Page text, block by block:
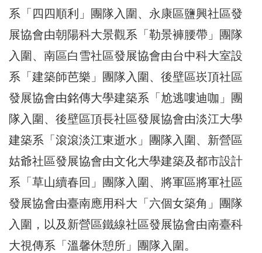
系「四四順利」團隊入圍、永康區鹽興社區發
展協會由朝陽科大景觀系「勒景褲腰帶」團隊
入圍、南區白雪社區發展協會由台中科大室設
系「建築師芭樂」團隊入圍、後壁區崁頂社區
發展協會由銘傳大學建築系「尬逃嘍迪咖」團
隊入圍、後壁區頂長社區發展協會由淡江大學
建築系「滾滾淡江東逝水」團隊入圍、新營區
姑爺社區發展協會由文化大學建築及都市設計
系「草山續春回」團隊入圍、將軍區將軍社區
發展協會由臺南應用科大「六個女築角」團隊
入圍，以及新營區鐵線社區發展協會由南臺科
大視傳系「溫馨休憩所」團隊入圍。